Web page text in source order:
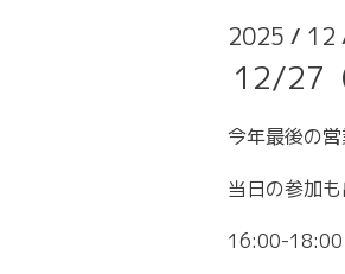
2025 / 12
12/27
今年最後の営
当日の参加も
16:00-18:00